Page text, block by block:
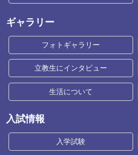
ギャラリー
フォトギャラリー
立教生にインタビュー
生活について
入試情報
入学試験